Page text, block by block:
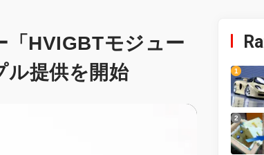
「HVIGBTモジュー
提供を開始